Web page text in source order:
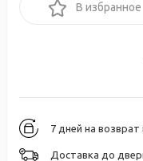
В избранное
7 дней на возврат
Доставка до